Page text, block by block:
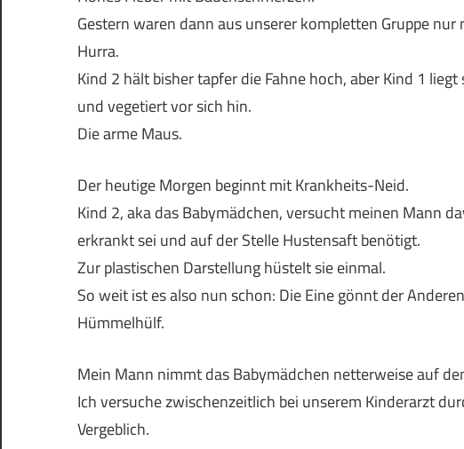
Gestern waren dann aus unserer kompletten Gruppe nur
Hurra.
Kind 2 hält bisher tapfer die Fahne hoch, aber Kind 1
und vegetiert vor sich hin.
Die arme Maus.
Der heutige Morgen beginnt mit Krankheits-Neid.
Kind 2, aka das Babymädchen, versucht meinen Mann
erkrankt sei und auf der Stelle Hustensaft benötigt.
Zur plastischen Darstellung hüstelt sie einmal.
So weit ist es also nun schon: Die Eine gönnt der
Hümmelhülf.
Mein Mann nimmt das Babymädchen netterweise auf
Ich versuche zwischenzeitlich bei unserem Kinderarzt
Vergeblich.